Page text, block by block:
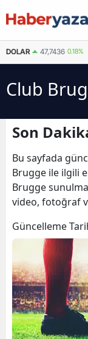
DOLAR 47,7436 0.18%
Club
Son
Bu sayfada
Brugge ile ilgili
Brugge
video, fotoğraf
Güncelleme